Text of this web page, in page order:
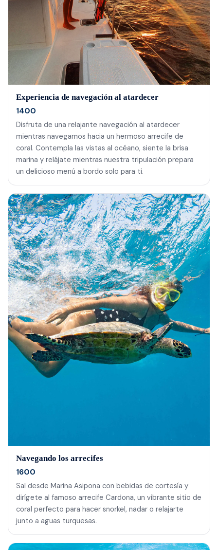
Experiencia de navegación al atardecer
1400
Disfruta de una relajante navegación al atardecer
mientras navegamos hacia un hermoso arrecife de
coral. Contempla las vistas al océano, siente la brisa
marina y relájate mientras nuestra tripulación prepara
un delicioso menú a bordo solo para ti.
Navegando los arrecifes
1600
Sal desde Marina Asipona con bebidas de cortesía y
dirígete al famoso arrecife Cardona, un vibrante sitio de
coral perfecto para hacer snorkel, nadar o relajarte
junto a aguas turquesas.